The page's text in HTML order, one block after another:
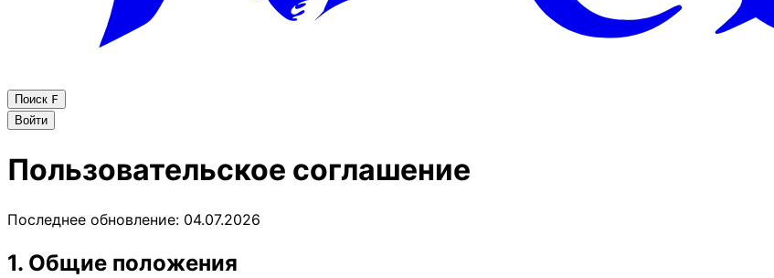
Поиск F
Войти
Пользовательское соглашение
Последнее обновление: 04.07.2026
1. Общие положения